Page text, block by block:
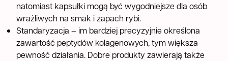
natomiast kapsułki mogą być wygodniejsze dla osób
wrażliwych na smak i zapach rybi.
Standaryzacja – im bardziej precyzyjnie określona
zawartość peptydów kolagenowych, tym większa
pewność działania. Dobre produkty zawierają także